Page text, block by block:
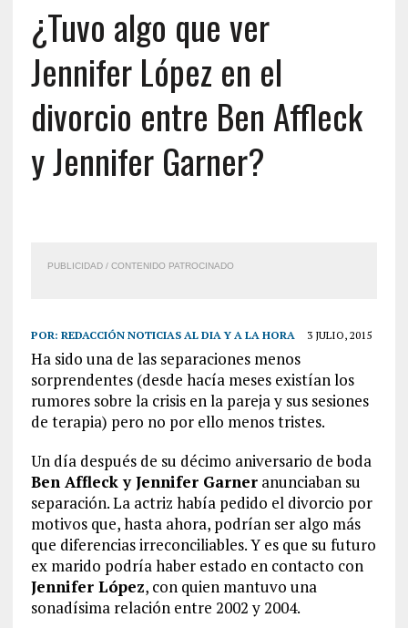
¿Tuvo algo que ver
Jennifer López en el
divorcio entre Ben Affleck
y Jennifer Garner?
PUBLICIDAD / CONTENIDO PATROCINADO
POR: REDACCIÓN NOTICIAS AL DIA Y A LA HORA 3 JULIO, 2015
Ha sido una de las separaciones menos
sorprendentes (desde hacía meses existían los
rumores sobre la crisis en la pareja y sus sesiones
de terapia) pero no por ello menos tristes.
Un día después de su décimo aniversario de boda
Ben Affleck y Jennifer Garneranunciaban su
separación. La actriz había pedido el divorcio por
motivos que, hasta ahora, podrían ser algo más
que diferencias irreconciliables. Y es que su futuro
ex marido podría haber estado en contacto con
Jennifer López, con quien mantuvo una
sonadísima relación entre 2002 y 2004.